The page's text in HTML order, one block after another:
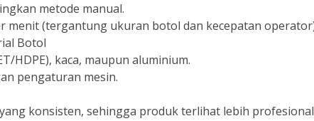
metode manual.
menit (tergantung ukuran botol dan kecepatan
Botol
HDPE), kaca, maupun aluminium.
pengaturan mesin.
konsisten, sehingga produk terlihat lebih